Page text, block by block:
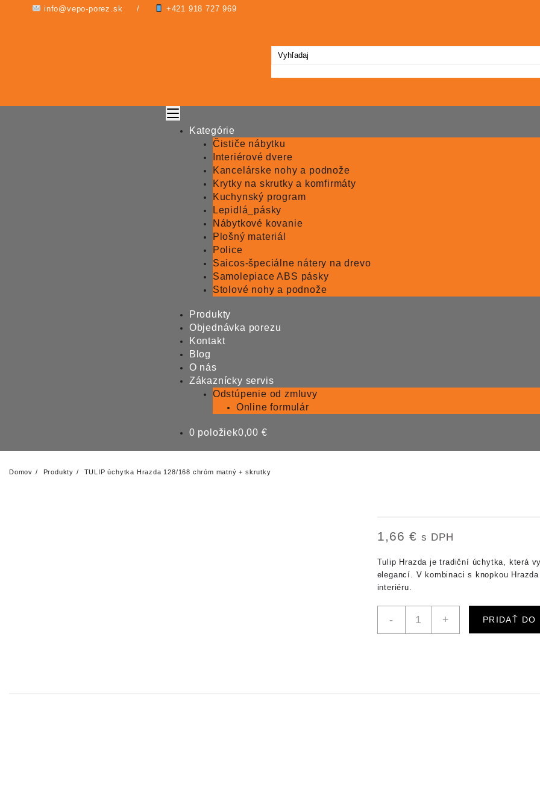
info@vepo-porez.sk / +421 918 727 969
Kategórie
Čističe nábytku
Interiérové dvere
Kancelárske nohy a podnože
Krytky na skrutky a komfirmáty
Kuchynský program
Lepidlá_pásky
Nábytkové kovanie
Plošný materiál
Police
Saicos-špeciálne nátery na drevo
Samolepiace ABS pásky
Stolové nohy a podnože
Produkty
Objednávka porezu
Kontakt
Blog
O nás
Zákaznícky servis
Odstúpenie od zmluvy
Online formulár
0 položiek0,00 €
Domov Produkty TULIP úchytka Hrazda 128/168 chróm matný + skrutky
1,66 € s DPH
Tulip Hrazda je tradiční úchytka, která
elegancí. V kombinaci s knopkou
interiéru.
-
TULIP
+ PRIDAŤ DO